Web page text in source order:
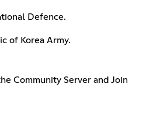
Defence.
of Korea Army.
Community Server and Join